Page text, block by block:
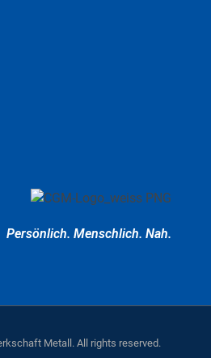
Persönlich. Menschlich. Nah.
Metall. All rights reserved.